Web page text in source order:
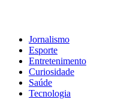
Jornalismo
Esporte
Entretenimento
Curiosidade
Saúde
Tecnologia